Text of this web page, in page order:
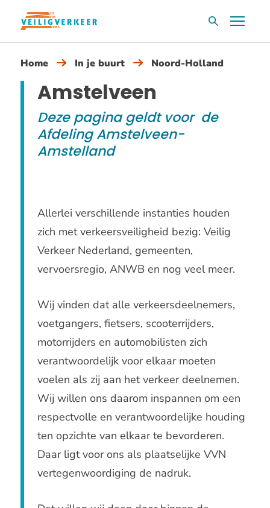
Overslaan
inhoud
ZoekvakMenu
Home In je buurt Noord-Holland
Amstelveen
Deze pagina geldt voor de
Afdeling Amstelveen-
Amstelland
Allerlei verschillende instanties houden
zich met verkeersveiligheid bezig: Veilig
Verkeer Nederland, gemeenten,
vervoersregio, ANWB en nog veel meer.
Wij vinden dat alle verkeersdeelnemers,
voetgangers, fietsers, scooterrijders,
motorrijders en automobilisten zich
verantwoordelijk voor elkaar moeten
voelen als zij aan het verkeer deelnemen.
Wij willen ons daarom inspannen om een
respectvolle en verantwoordelijke houding
ten opzichte van elkaar te bevorderen.
Daar ligt voor ons als plaatselijke VVN
vertegenwoordiging de nadruk.